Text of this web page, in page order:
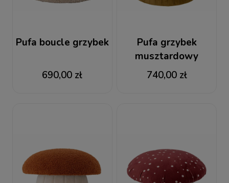
Pufa boucle grzybek
690,00 zł
Pufa grzybek
musztardowy
aksamit
740,00 zł